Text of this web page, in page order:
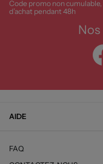
Code promo non
d’achat pendant 48h
Nos
AIDE
FAQ